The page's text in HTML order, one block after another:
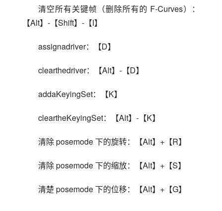
清空所有关键帧（删除所有的 F-Curves）：
【Alt】-【Shift】-【I】
assignadriver：【D】
clearthedriver：【Alt】-【D】
addaKeyingSet：【K】
cleartheKeyingSet：【Alt】-【K】
清除 posemode 下的旋转：【Alt】+【R】
清除 posemode 下的缩放：【Alt】+【S】
清楚 posemode 下的位移：【Alt】+【G】